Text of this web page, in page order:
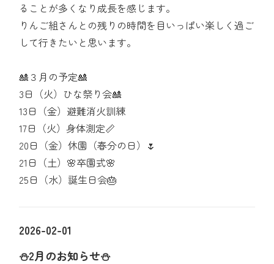
ることが多くなり成長を感じます。
りんご組さんとの残りの時間を目いっぱい楽しく過ご
して行きたいと思います。
🎎３月の予定🎎
3日（火）ひな祭り会🎎
13日（金）避難消火訓練
17日（火）身体測定📏
20日（金）休園（春分の日）🌷
21日（土）🌸卒園式🌸
25日（水）誕生日会🎂
2026-02-01
⛄2月のお知らせ⛄